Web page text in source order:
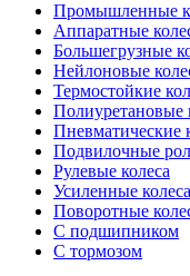
Промышленные
Аппаратные
Большегрузные
Нейлоновые
Термостойкие
Полиуретановые
Пневматические
Подвилочные
Рулевые колеса
Усиленные колеса
Поворотные
С подшипником
С тормозом